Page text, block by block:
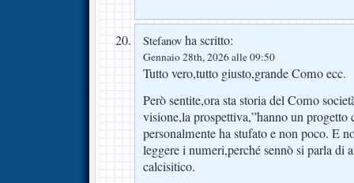
Stefanov ha scritto:
Gennaio 28th, 2026 alle 09:50
Tutto vero,tutto giusto,grande Como ecc.
Però sentite,ora sta storia del Como
visione,la prospettiva,”hanno un progetto
personalmente ha stufato e non poco. E
leggere i numeri,perché sennò si parla di
calcisitico.